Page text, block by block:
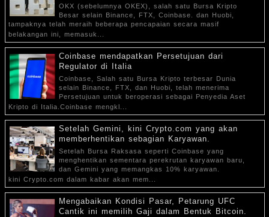
OKX (sebelumnya OKEX), salah satu Bursa Kripto
Besar selain Binance, FTX, Coinbase. dan Huobi,
tampaknya telah meraih beberapa pencapaian secara masif
belakangan ini, memasuk...
Coinbase mendapatkan Persetujuan dari
Regulator di Italia
Coinbase, Salah satu Bursa Kripto terbesar Dunia
selain Binance, FTX, dan Huobi, telah menerima
Persetujuan untuk beroperasi sebagai Penyedia Aset
Kripto di Italia.Coinbase mengkl...
Setelah Gemini, kini Crypto.com yang akan
memberhentikan sebagian Karyawan.
Setelah Bursa Raksasa seperti Coinbase yang
menghentikan sementara perekrutan karyawan baru,
dan Gemini yang memangkas 10% karyawan.
kini Crypto.com dalam kabar akan mem...
Mengabaikan Kondisi Pasar, Petarung UFC
Cantik ini memilih Gaji dalam Bentuk Bitcoin.